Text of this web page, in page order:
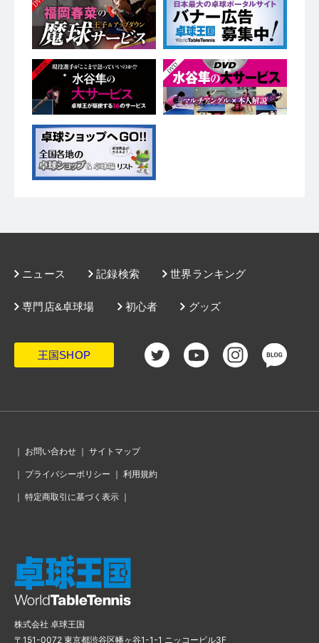
ニュース 記録検索 世界ランキング
グッズ
専門店&卓球場 初心者
王国SHOP
｜ お問い合わせ ｜ サイトマップ
｜ プライバシーポリシー ｜ 利用規約
｜ 特定商取引に基づく表示 ｜
株式会社 卓球王国
〒151-0072 東京都渋谷区幡ヶ谷1-1-1 ニッコービル3F